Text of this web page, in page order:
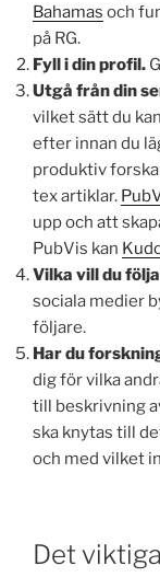
Bahamas och
på RG.
Fyll i din profil.
Utgå från din
vilket sätt du
efter innan du
produktiv
tex artiklar.
upp och att
PubVis kan
Vilka vill du
sociala medier
följare.
Har du
dig för vilka
till beskrivning
ska knytas till
och med vilket
Det